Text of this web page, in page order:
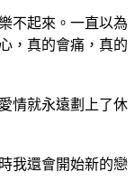
不起來。一直以為
，真的會痛，真的
情就永遠劃上了休
我還會開始新的戀